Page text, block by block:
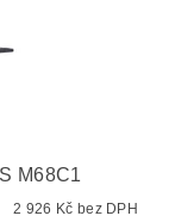
M68C1
2 926 Kč bez DPH